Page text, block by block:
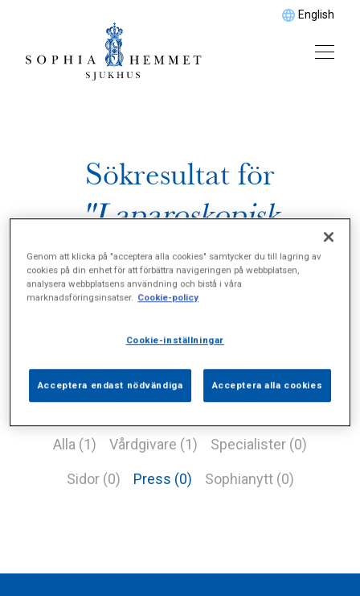
English
Sökresultat för
"Laparoskopisk
gastricbypass"
Alla (1) Vårdgivare (1) Specialister (0)
Sidor (0) Press (0) Sophianytt (0)
Genom att klicka på "acceptera alla cookies" samtycker du till lagring av
cookies på din enhet för att förbättra navigeringen på webbplatsen,
analysera webbplatsens användning och bistå i våra
marknadsföringsinsatser. Cookie-policy
Cookie-inställningar
Acceptera endast nödvändiga Acceptera alla cookies